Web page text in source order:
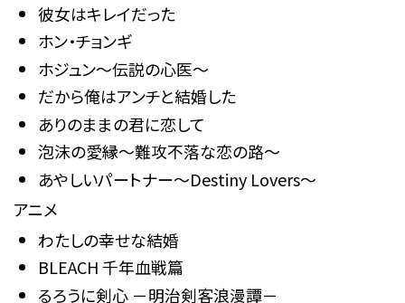
彼女はキレイだった
ホン・チョンギ
ホジュン〜伝説の心医〜
だから俺はアンチと結婚した
ありのままの君に恋して
泡沫の愛縁～難攻不落な恋の路～
あやしいパートナー〜Destiny Lovers〜
アニメ
わたしの幸せな結婚
BLEACH 千年血戦篇
るろうに剣心 －明治剣客浪漫譚－